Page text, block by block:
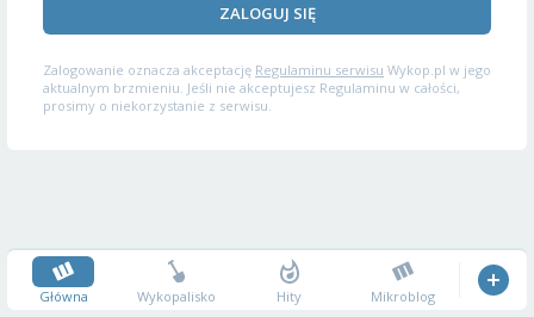
ZALOGUJ SIĘ
Zalogowanie oznacza akceptację Regulaminu serwisu Wykop.pl w jego
aktualnym brzmieniu. Jeśli nie akceptujesz Regulaminu w całości,
prosimy o niekorzystanie z serwisu.
Główna Wykopalisko Hity Mikroblog